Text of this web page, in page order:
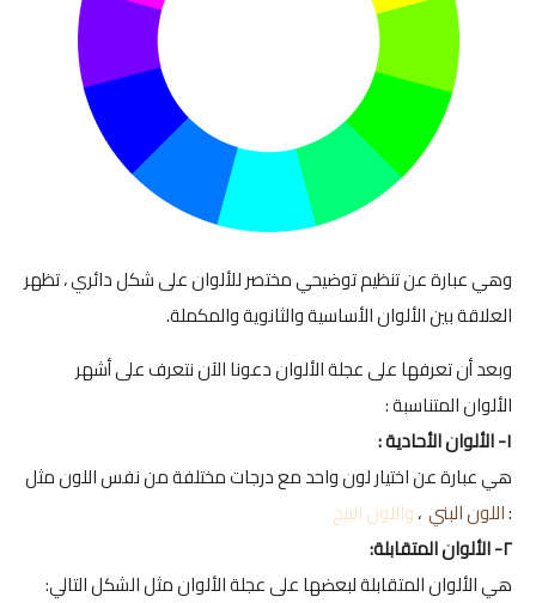
وهي عبارة عن تنظيم توضيحي مختصر للألوان على شكل دائري ، تظهر
العلاقة بين الألوان الأساسية والثانوية والمكملة.
وبعد أن تعرفها على عجلة الألوان دعونا الآن نتعرف على أشهر
الألوان المتناسبة :
١- الألوان الأحادية :
هي عبارة عن اختيار لون واحد مع درجات مختلفة من نفس اللون مثل
:اللون البني ،واللون البيج
٢- الألوان المتقابلة:
هي الألوان المتقابلة لبعضها على عجلة الألوان مثل الشكل التالي: